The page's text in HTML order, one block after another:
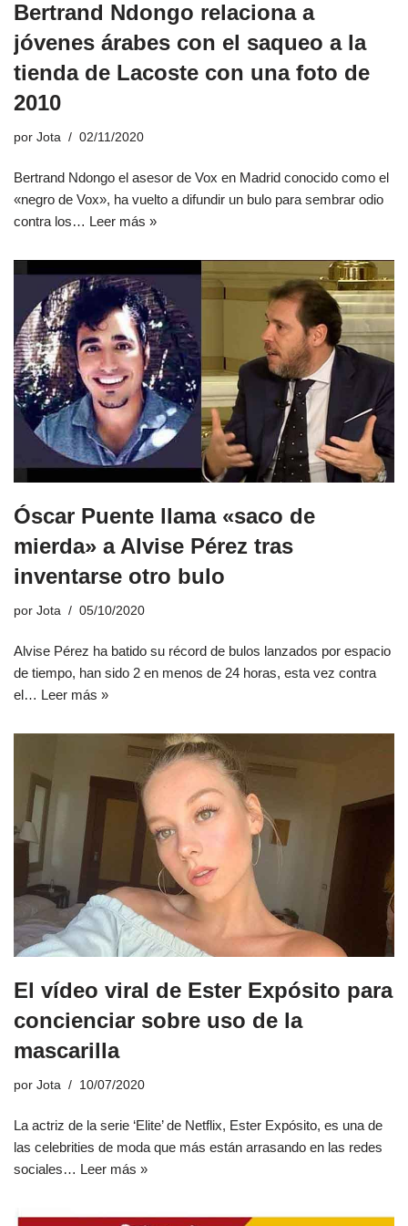
Bertrand Ndongo relaciona a
jóvenes árabes con el saqueo a la
tienda de Lacoste con una foto de
2010
por Jota 02/11/2020
Bertrand Ndongo el asesor de Vox en Madrid conocido como el
«negro de Vox», ha vuelto a difundir un bulo para sembrar odio
contra los… Leer más »
Óscar Puente llama «saco de
mierda» a Alvise Pérez tras
inventarse otro bulo
por Jota 05/10/2020
Alvise Pérez ha batido su récord de bulos lanzados por espacio
de tiempo, han sido 2 en menos de 24 horas, esta vez contra
el… Leer más »
El vídeo viral de Ester Expósito para
concienciar sobre uso de la
mascarilla
por Jota 10/07/2020
La actriz de la serie ‘Elite’ de Netflix, Ester Expósito, es una de
las celebrities de moda que más están arrasando en las redes
sociales… Leer más »